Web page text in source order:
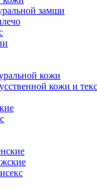
замши
кожи
кожи и